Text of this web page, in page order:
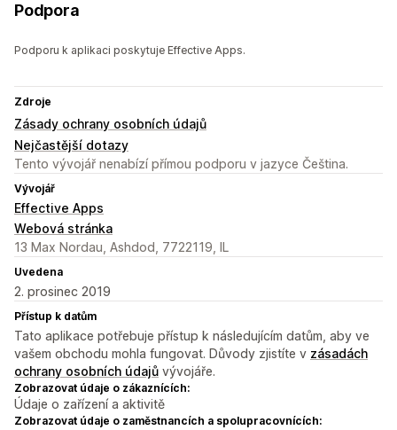
Podpora
Podporu k aplikaci poskytuje Effective Apps.
Zdroje
Zásady ochrany osobních údajů
Nejčastější dotazy
Tento vývojář nenabízí přímou podporu v jazyce Čeština.
Vývojář
Effective Apps
Webová stránka
13 Max Nordau, Ashdod, 7722119, IL
Uvedena
2. prosinec 2019
Přístup k datům
Tato aplikace potřebuje přístup k následujícím datům, aby ve
vašem obchodu mohla fungovat. Důvody zjistíte v zásadách
ochrany osobních údajů vývojáře.
Zobrazovat údaje o zákaznících:
Údaje o zařízení a aktivitě
Zobrazovat údaje o zaměstnancích a spolupracovnících: